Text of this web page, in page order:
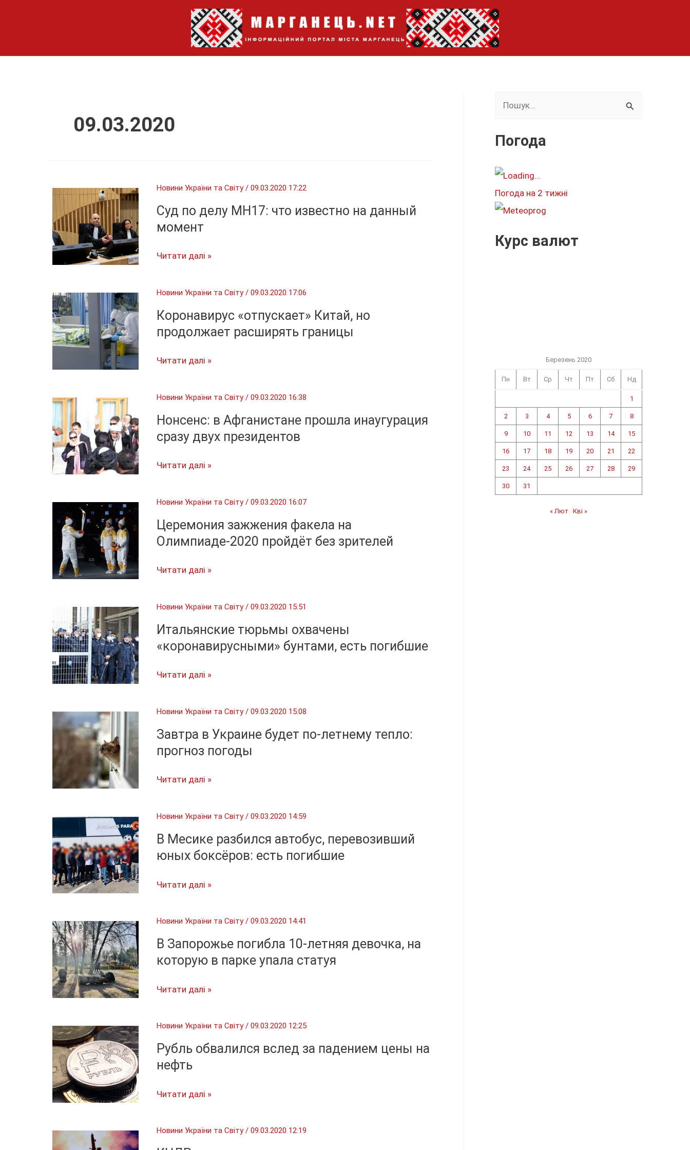
09.03.2020
Новини України та Світу/09.03.2020 17:22
Суд по делу MH17: что известно на данный
момент
Суд
MH17:
что
известно
на
данный
Читати далі »
Новини України та Світу/09.03.2020 17:06
Коронавирус «отпускает» Китай, но
продолжает расширять границы
Коронавирус
но
продолжает
расширять
границы
Читати далі »
Новини України та Світу/09.03.2020 16:38
Нонсенс: в Афганистане прошла инаугурация
сразу двух президентов
Нонсенс:
прошла
инаугурация
сразу
президентов
Читати далі »
Новини України та Світу/09.03.2020 16:07
Церемония зажжения факела на
Олимпиаде-2020 пройдёт без зрителей
Церемония
на
Олимпиаде-2020
пройдёт
зрителей
Читати далі »
Новини України та Світу/09.03.2020 15:51
Итальянские тюрьмы охвачены
«коронавирусными» бунтами, есть погибшие
Итальянские
«коронавирусными»
бунтами,
есть
погибшие
Читати далі »
Новини України та Світу/09.03.2020 15:08
Завтра в Украине будет по-летнему тепло:
прогноз погоды
Завтра
будет
по-
летнему
прогноз
Читати далі »
Новини України та Світу/09.03.2020 14:59
В Месике разбился автобус, перевозивший
юных боксёров: есть погибшие
В
автобус,
перевозивший
юных
боксёров:
есть
Читати далі »
Новини України та Світу/09.03.2020 14:41
В Запорожье погибла 10-летняя девочка, на
которую в парке упала статуя
В
10-
летняя
девочка,
которую
упала
статуя
Читати далі »
Новини України та Світу/09.03.2020 12:25
Рубль обвалился вслед за падением цены на
нефть
Рубль
за
Читати далі »
Новини України та Світу/09.03.2020 12:19
к
т
:
Погода
Погода на 2 тижні
Курс валют
Березень 2020
Пн Вт Ср Чт Пт Сб Нд
1
2 3 4 5 6 7 8
9 10 11 12 13 14 15
16 17 18 19 20 21 22
23 24 25 26 27 28 29
30 31
« Лют Кві »